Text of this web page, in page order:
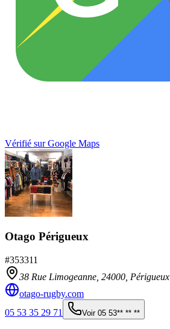
Vérifié sur Google Maps
Otago Périgueux
#353311
38 Rue Limogeanne, 24000 Périgueux
otago-rugby.com
05 53 35 29 71
Voir 05 53** ** **